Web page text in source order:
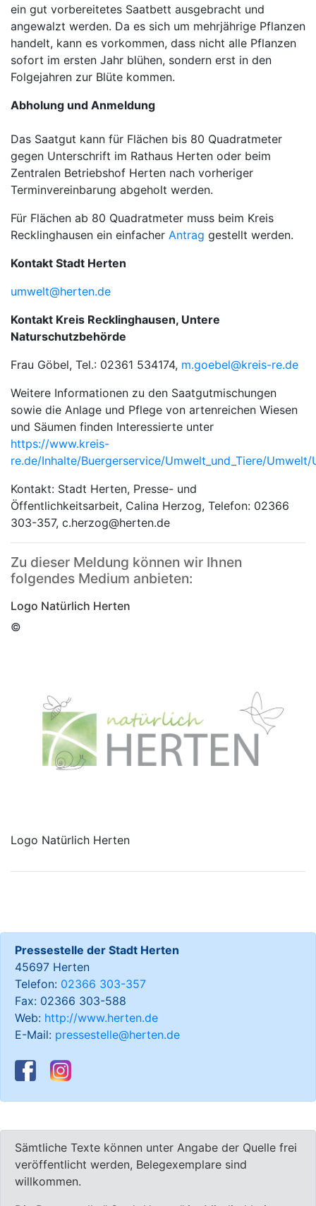
ein gut vorbereitetes Saatbett ausgebracht und
angewalzt werden. Da es sich um mehrjährige Pflanzen
handelt, kann es vorkommen, dass nicht alle Pflanzen
sofort im ersten Jahr blühen, sondern erst in den
Folgejahren zur Blüte kommen.
Abholung und Anmeldung
Das Saatgut kann für Flächen bis 80 Quadratmeter
gegen Unterschrift im Rathaus Herten oder beim
Zentralen Betriebshof Herten nach vorheriger
Terminvereinbarung abgeholt werden.
Für Flächen ab 80 Quadratmeter muss beim Kreis
Recklinghausen ein einfacher Antrag gestellt werden.
Kontakt Stadt Herten
umwelt@herten.de
Kontakt Kreis Recklinghausen, Untere
Naturschutzbehörde
Frau Göbel, Tel.: 02361 534174, m.goebel@kreis-re.de
Weitere Informationen zu den Saatgutmischungen
sowie die Anlage und Pflege von artenreichen Wiesen
und Säumen finden Interessierte unter
https://www.kreis-
re.de/Inhalte/Buergerservice/Umwelt_und_Tiere/
Kontakt: Stadt Herten, Presse- und
Öffentlichkeitsarbeit, Calina Herzog, Telefon: 02366
303-357, c.herzog@herten.de
Zu dieser Meldung können wir Ihnen
folgendes Medium anbieten:
Logo Natürlich Herten
©
Logo Natürlich Herten
Pressestelle der Stadt Herten
45697 Herten
Telefon: 02366 303-357
Fax: 02366 303-588
Web: http://www.herten.de
E-Mail: pressestelle@herten.de
Sämtliche Texte können unter Angabe der Quelle frei
veröffentlicht werden, Belegexemplare sind
willkommen.